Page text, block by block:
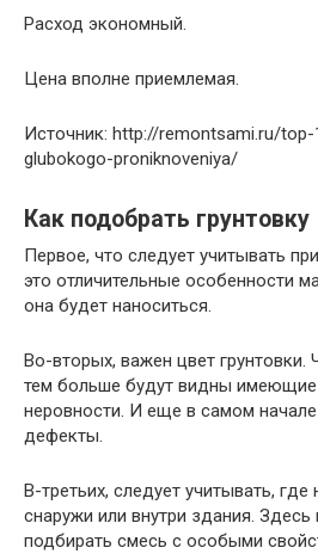
Расход экономный.
Цена вполне приемлемая.
Источник: http://remontsami.ru/
glubokogo-proniknoveniya/
Как подобрать грунтовку
Первое, что следует учитывать
это отличительные особенности
она будет наноситься.
Во-вторых, важен цвет грунтовки.
тем больше будут видны
неровности. И еще в самом начале
дефекты.
В-третьих, следует учитывать,
снаружи или внутри здания.
подбирать смесь с особыми